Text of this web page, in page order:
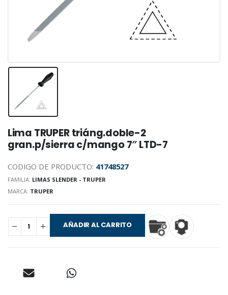
Lima TRUPER triáng.doble-2
gran.p/sierra c/mango 7″ LTD-7
CODIGO DE PRODUCTO: 41748527
FAMILIA: LIMAS SLENDER - TRUPER
MARCA: TRUPER
AÑADIR AL CARRITO